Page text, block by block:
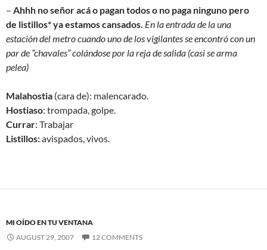
– Ahhh no señor acá o pagan todos o no paga ninguno pero
de listillos* ya estamos cansados. En la entrada de la una
estación del metro cuando uno de los vigilantes se encontró con un
par de “chavales” colándose por la reja de salida (casi se arma
pelea)
Malahostia (cara de): malencarado.
Hostiaso: trompada, golpe.
Currar: Trabajar
Listillos:avispados, vivos.
MI OÍDO EN TU VENTANA
AUGUST 29, 2007
12 COMMENTS